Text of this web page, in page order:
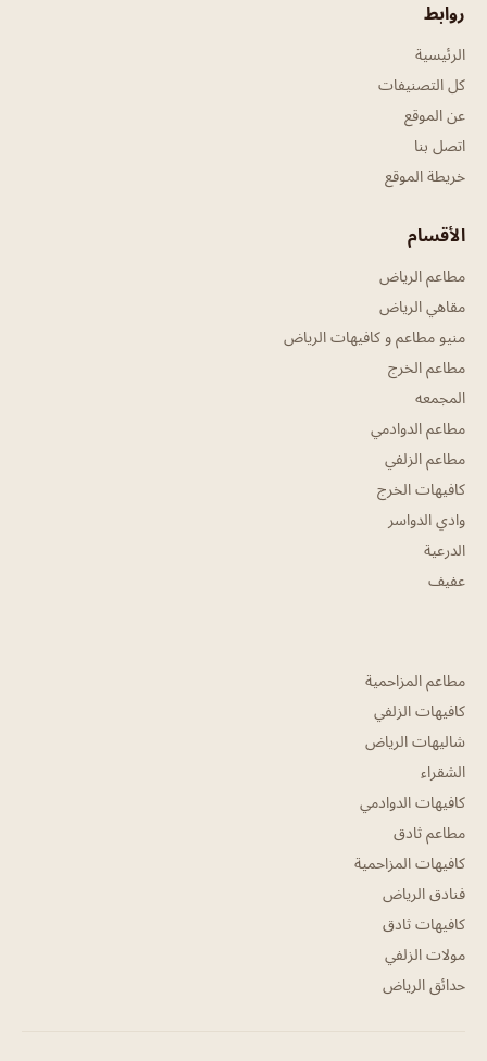
روابط
الرئيسية
كل التصنيفات
عن الموقع
اتصل بنا
خريطة الموقع
الأقسام
مطاعم الرياض
مقاهي الرياض
منيو مطاعم و كافيهات الرياض
مطاعم الخرج
المجمعه
مطاعم الدوادمي
مطاعم الزلفي
كافيهات الخرج
وادي الدواسر
الدرعية
عفيف
مطاعم المزاحمية
كافيهات الزلفي
شاليهات الرياض
الشقراء
كافيهات الدوادمي
مطاعم ثادق
كافيهات المزاحمية
فنادق الرياض
كافيهات ثادق
مولات الزلفي
حدائق الرياض